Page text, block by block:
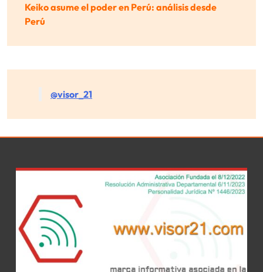
Keiko asume el poder en Perú: análisis desde
Perú
@visor_21